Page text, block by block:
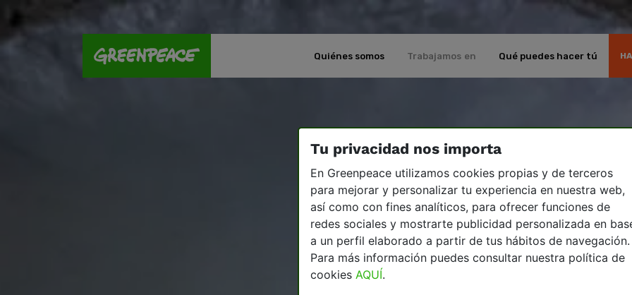
Quiénes somos Trabajamos en Qué puedes hacer tú
Tu privacidad nos importa
En Greenpeace utilizamos cookies propias y de terceros
para mejorar y personalizar tu experiencia en nuestra web,
así como con fines analíticos, para ofrecer funciones de
redes sociales y mostrarte publicidad personalizada en
a un perfil elaborado a partir de tus hábitos de navegación.
Para más información puedes consultar nuestra política de
cookies AQUÍ.